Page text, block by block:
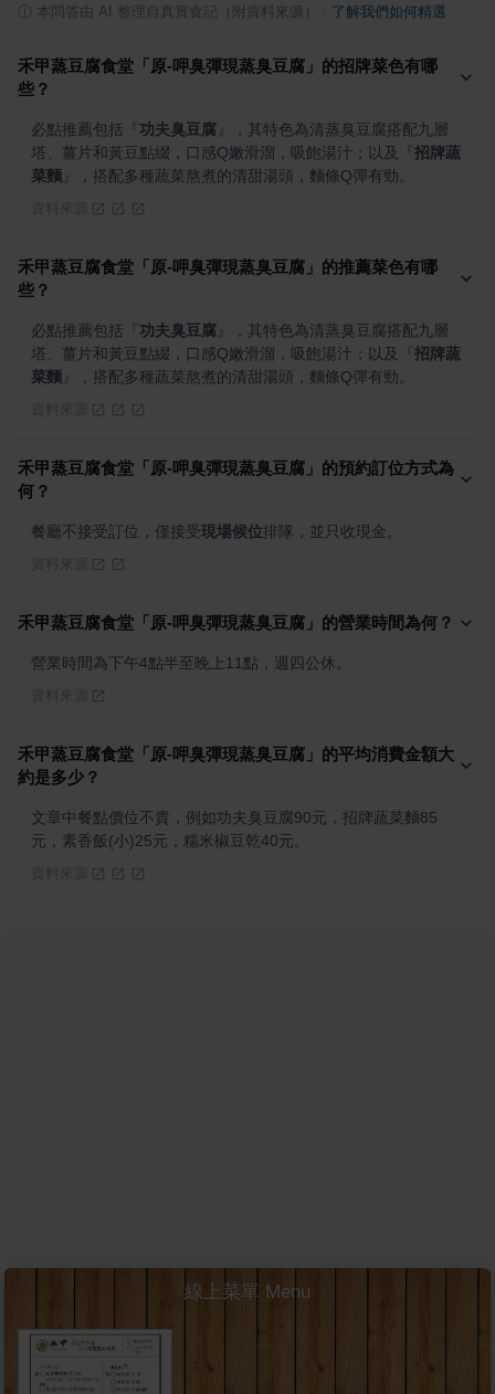
本問答由 AI 整理自真實食記（附資料來源） 了解我們如何精選
禾甲蒸豆腐食堂「原-呷臭彈現蒸臭豆腐」的招牌菜色有哪
些？
必點推薦包括 功夫臭豆腐
，其特色為清蒸臭豆腐搭配九層
塔、薑片和黃豆點綴，口感Q嫩滑溜，吸飽湯汁；以及
招牌蔬
菜麵
，搭配多種蔬菜熬煮的清甜湯頭，麵條Q彈有勁。
禾甲蒸豆腐食堂「原-呷臭彈現蒸臭豆腐」的推薦菜色有哪
些？
必點推薦包括 功夫臭豆腐
，其特色為清蒸臭豆腐搭配九層
塔、薑片和黃豆點綴，口感Q嫩滑溜，吸飽湯汁；以及
招牌蔬
菜麵
，搭配多種蔬菜熬煮的清甜湯頭，麵條Q彈有勁。
禾甲蒸豆腐食堂「原-呷臭彈現蒸臭豆腐」的預約訂位方式為
何？
餐廳不接受訂位，僅接受現場候位排隊，並只收現金。
禾甲蒸豆腐食堂「原-呷臭彈現蒸臭豆腐」的營業時間為何？
營業時間為下午4點半至晚上11點，週四公休。
禾甲蒸豆腐食堂「原-呷臭彈現蒸臭豆腐」的平均消費金額大
約是多少？
文章中餐點價位不貴，例如功夫臭豆腐90元，招牌蔬菜麵85
元，素香飯(小)25元，糯米椒豆乾40元。
線上菜單 Menu